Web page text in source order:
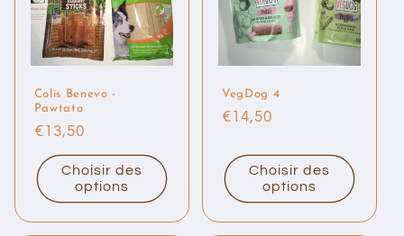
Colis Benevo -
Pawtato
Prix
habituel
€13,50
Choisir des
options
VegDog 4
Prix
€14,50
Choisir des
options